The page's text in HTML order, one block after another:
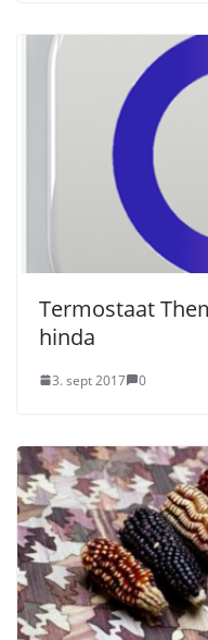
Termostaat
hinda
3. sept 2017 0